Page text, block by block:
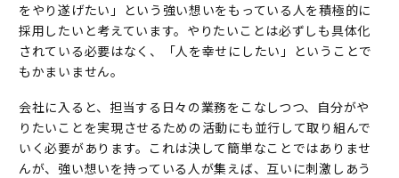
をやり遂げたい」という強い想いをもっている人を積極的に
採用したいと考えています。やりたいことは必ずしも具体化
されている必要はなく、「人を幸せにしたい」ということで
もかまいません。
会社に入ると、担当する日々の業務をこなしつつ、自分がや
りたいことを実現させるための活動にも並行して取り組んで
いく必要があります。これは決して簡単なことではありませ
んが、強い想いを持っている人が集えば、互いに刺激しあう